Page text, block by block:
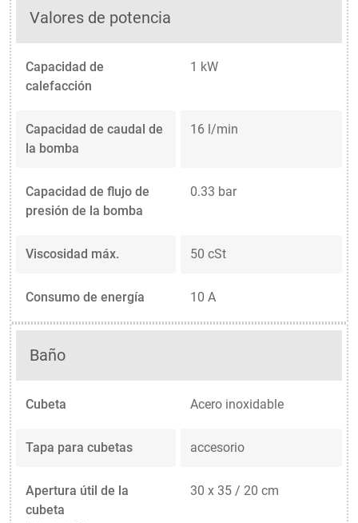
Valores de potencia
Capacidad de
calefacción
1 kW
Capacidad de caudal de
la bomba
16 l/min
Capacidad de flujo de
presión de la bomba
0.33 bar
Viscosidad máx. 50 cSt
Consumo de energía 10 A
Baño
Cubeta Acero inoxidable
Tapa para cubetas accesorio
Apertura útil de la
cubeta
30 x 35 / 20 cm